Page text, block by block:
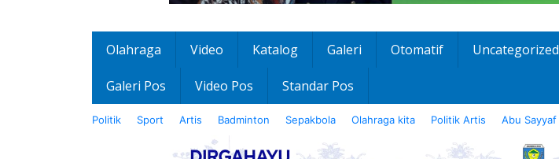
Olahraga Video Katalog Galeri Otomatif Uncategorized
Galeri Pos Video Pos Standar Pos
Politik Sport Artis Badminton Sepakbola Olahraga kita Politik Artis Abu Sayyaf